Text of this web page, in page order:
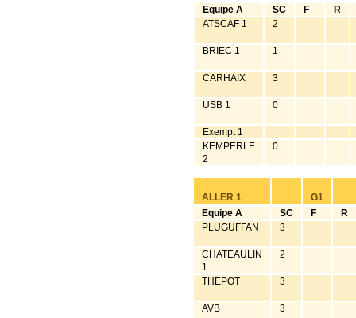
Equipe A
SC F
R
ATSCAF 1
2
BRIEC 1 1
CARHAIX 3
USB 1 0
Exempt 1
KEMPERLE
2
0
ALLER 1
G1
Equipe A
SC F
R
PLUGUFFAN
3
CHATEAULIN
1
2
THEPOT 3
AVB 3